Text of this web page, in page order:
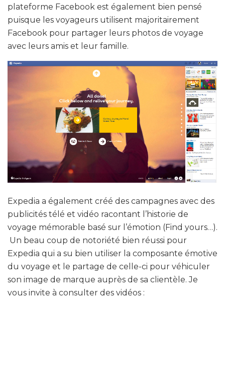
plateforme Facebook est également bien pensé
puisque les voyageurs utilisent majoritairement
Facebook pour partager leurs photos de voyage
avec leurs amis et leur famille.
Expedia a également créé des campagnes avec des
publicités télé et vidéo racontant l’historie de
voyage mémorable basé sur l’émotion (Find yours…).
Un beau coup de notoriété bien réussi pour
Expedia qui a su bien utiliser la composante émotive
du voyage et le partage de celle-ci pour véhiculer
son image de marque auprès de sa clientèle. Je
vous invite à consulter des vidéos :